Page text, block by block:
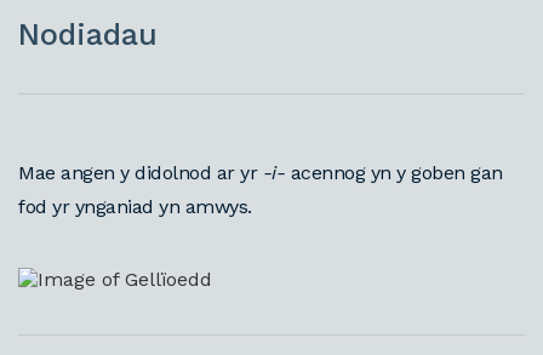
Nodiadau
Mae angen y didolnod ar yr -i- acennog yn y goben gan
fod yr ynganiad yn amwys.